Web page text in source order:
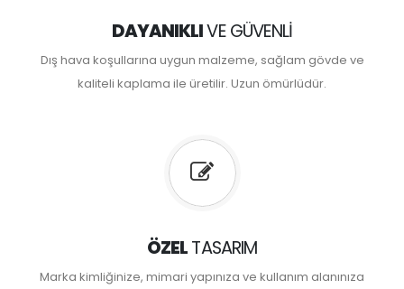
DAYANIKLIVE GÜVENLI
Dış hava koşullarına uygun malzeme, sağlam gövde ve
kaliteli kaplama ile üretilir. Uzun ömürlüdür.
ÖZELTASARIM
Marka kimliğinize, mimari yapınıza ve kullanım alanınıza